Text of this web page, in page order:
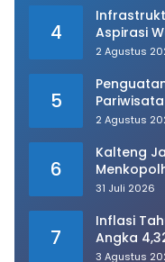
4
Aspirasi
2 Agustus
5
2 Agustus
6
Kalteng
31 Juli 2026
7
Inflasi
Angka
3 Agustus